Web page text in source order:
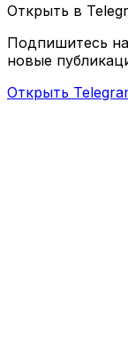
Открыть в
Подпишитесь
новые
Открыть